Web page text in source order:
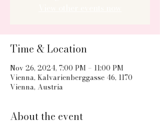
Time & Location
Nov 26, 2024, 7:00 PM – 11:00 PM
Vienna, Kalvarienberggasse 46, 1170
Vienna, Austria
About the event